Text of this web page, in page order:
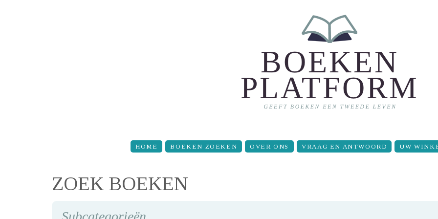
HOME BOEKEN ZOEKEN OVER ONS VRAAG EN ANTWOORD UW
ZOEK BOEKEN